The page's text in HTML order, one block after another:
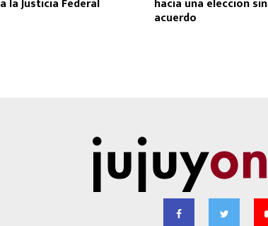
a la Justicia Federal hacia una elección sin
acuerdo